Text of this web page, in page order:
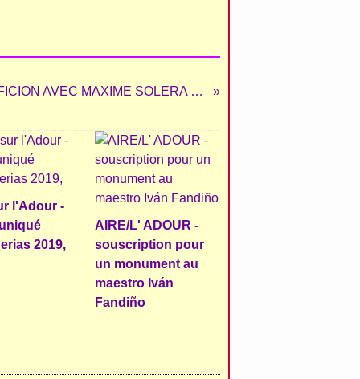
LE CLUB L'AFICION AVEC MAXIME SOLERA ET MICHEL BOUISSEREN
l'Adour -
2019,
AIRE/L' ADOUR -
souscription pour
un monument au
maestro Iván
Fandiño